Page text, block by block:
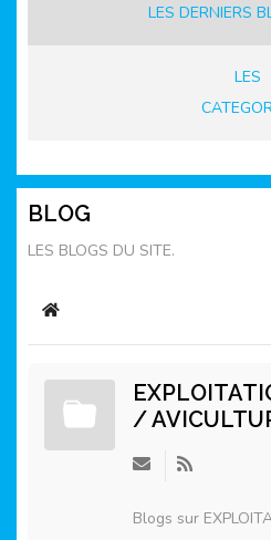
LES DERNIERS
LES
BLOG
LES BLOGS DU SITE.
Home
/
Blogs sur